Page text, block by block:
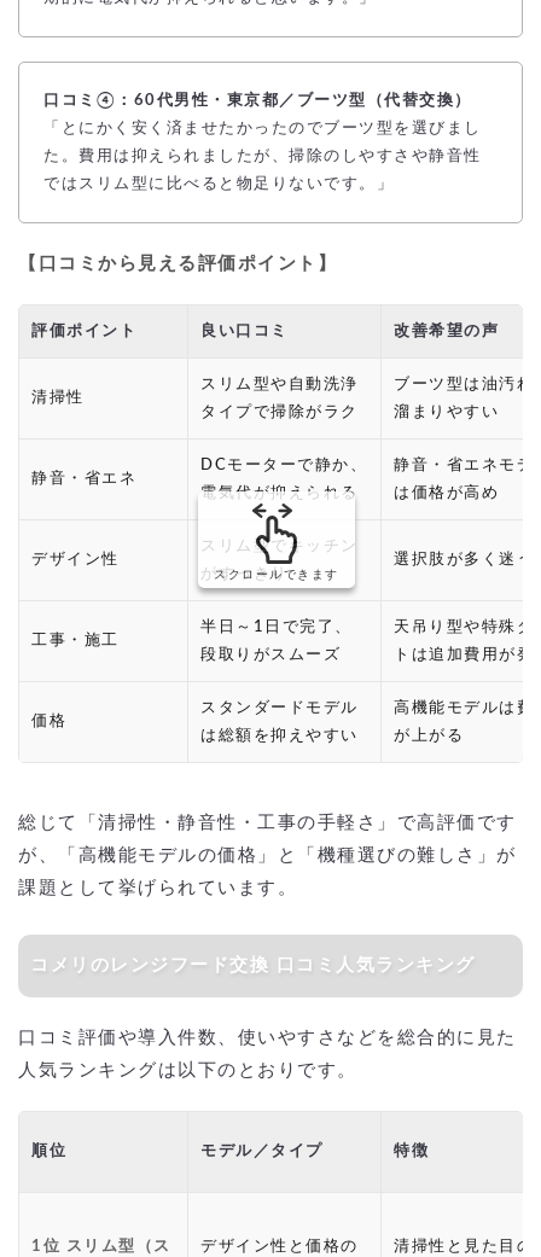
口コミ④：60代男性・東京都／ブーツ型（代替交換）
「とにかく安く済ませたかったのでブーツ型を選びまし
た。費用は抑えられましたが、掃除のしやすさや静音性
ではスリム型に比べると物足りないです。」
【口コミから見える評価ポイント】
評価ポイント 良い口コミ 改善希望の声
清掃性
スリム型や自動洗浄
タイプで掃除がラク
ブーツ型は油汚れ
溜まりやすい
静音・省エネ
DCモーターで静か、
電気代が抑えられる
静音・省エネモデ
は価格が高め
デザイン性
スリム型でキッチン
がすっきり
選択肢が多く迷う
工事・施工
半日～1日で完了、
段取りがスムーズ
天吊り型や特殊ダ
トは追加費用が発
価格
スタンダードモデル
は総額を抑えやすい
高機能モデルは費
が上がる
スクロールできます
総じて「清掃性・静音性・工事の手軽さ」で高評価です
が、「高機能モデルの価格」と「機種選びの難しさ」が
課題として挙げられています。
コメリのレンジフード交換 口コミ人気ランキング
口コミ評価や導入件数、使いやすさなどを総合的に見た
人気ランキングは以下のとおりです。
順位 モデル／タイプ 特徴
1位 スリム型（ス
デザイン性と価格の
清掃性と見た目の